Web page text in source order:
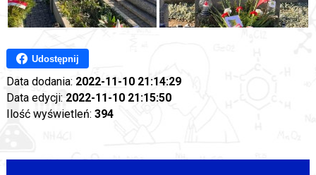
Udostępnij
Data dodania: 2022-11-10 21:14:29
Data edycji: 2022-11-10 21:15:50
Ilość wyświetleń: 394